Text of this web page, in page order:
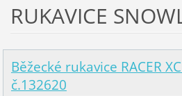
RUKAVICE
Běžecké rukavice RACER
č.132620